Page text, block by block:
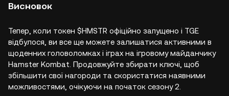
Висновок
Тепер, коли токен $HMSTR офіційно запущено і TGE
відбулося, ви все ще можете залишатися активними в
щоденних головоломках і іграх на ігровому майданчику
Hamster Kombat. Продовжуйте збирати ключі, щоб
збільшити свої нагороди та скористатися наявними
можливостями, очікуючи на початок сезону 2.